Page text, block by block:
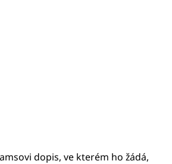
dopis, ve kterém ho žádá,